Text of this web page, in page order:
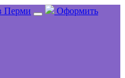
Перми
Оформить